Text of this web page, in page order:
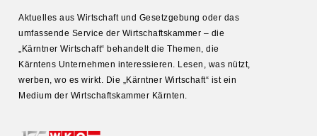
Aktuelles aus Wirtschaft und Gesetz­gebung oder das
umfas­sende Service der Wirtschafts­kammer – die
„Kärntner Wirtschaft“ behandelt die Themen, die
Kärntens Unter­nehmen inter­es­sieren. Lesen, was nützt,
werben, wo es wirkt. Die „Kärntner Wirtschaft“ ist ein
Medium der Wirtschafts­kammer Kärnten.